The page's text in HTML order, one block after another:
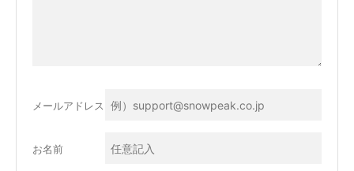
メールアドレス
お名前